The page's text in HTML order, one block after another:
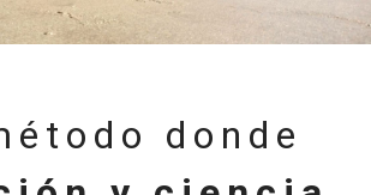
donde